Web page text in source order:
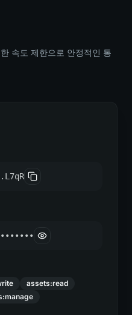
속도 제한으로 안정적인 통
assets:read